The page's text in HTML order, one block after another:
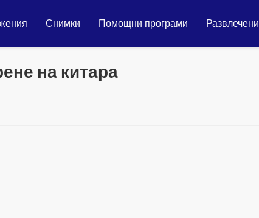
Снимки Помощни програми
на китара